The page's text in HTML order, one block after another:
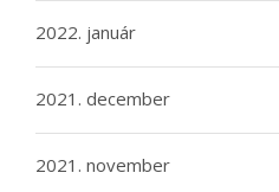
2022. január
2021. december
2021. november